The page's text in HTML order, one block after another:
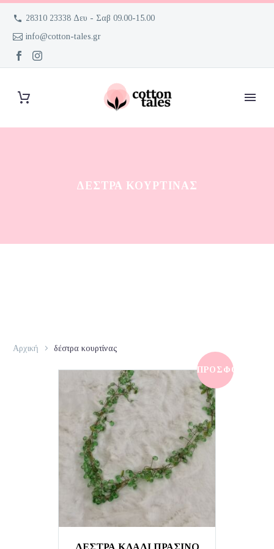
28310 23338 Δευ - Σαβ 09.00-15.00
info@cotton-tales.gr
ΔΈΣΤΡΑ ΚΟΥΡΤΊΝΑΣ
Αρχική δέστρα κουρτίνας
ΠΡΟΣΦΟΡΆ!
ΔΕΣΤΡΑ ΚΛΑΔΙ ΠΡΑΣΙΝΟ